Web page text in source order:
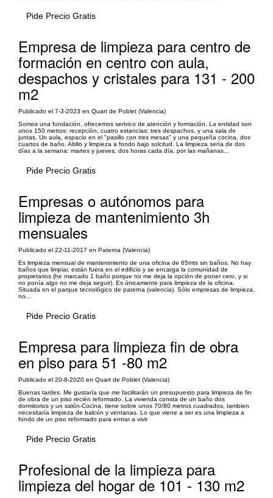
Pide Precio Gratis
Empresa de limpieza para centro de
formación en centro con aula,
despachos y cristales para 131 - 200
m2
Publicado el 7-3-2023 en Quart de Poblet (Valencia)
Somos una fundación, ofrecemos serivico de atención y formación. La entidad son
unos 150 metros: recepción, cuatro estancias: tres despachos, y una sala de
juntas. Un aula, espacio en el "pasillo con tres mesas" y una pequeña cocina, dos
cuartos de baño. Altillo y limpieza a fondo bajo solcitud. La limpieza sería de dos
días a la semana: martes y jueves, dos horas cada día, por las mañanas...
Pide Precio Gratis
Empresas o autónomos para
limpieza de mantenimiento 3h
mensuales
Publicado el 22-11-2017 en Paterna (Valencia)
Es limpieza mensual de mantenimiento de una oficina de 65mts sin baños. No hay
baños que limpiar, están fuera en el edificio y se encarga la comunidad de
propietarios (he marcado 1 baño porque no me deja la opción de poner cero, y si
no ponía algo no me deja seguir). Es únicamente para limpieza de la oficina.
Situada en el parque tecnológico de paterna (valencia). Sólo empresas de limpieza,
no...
Pide Precio Gratis
Empresa para limpieza fin de obra
en piso para 51 -80 m2
Publicado el 20-8-2020 en Quart de Poblet (Valencia)
Buenas tardes. Me gustaría que me facilitarán un presupuesto para limpieza de fin
de obra de un piso recién reformado. La vivienda consta de un baño dos
dormitorios y un salón-Cocina, tiene sobre unos 70/80 metros cuadrados, tambien
necesitaría limpieza de balcón y ventanas. Lo que viene a ser es una limpieza a
fondo de un piso reformado para entrar a vivir
Pide Precio Gratis
Profesional de la limpieza para
limpieza del hogar de 101 - 130 m2